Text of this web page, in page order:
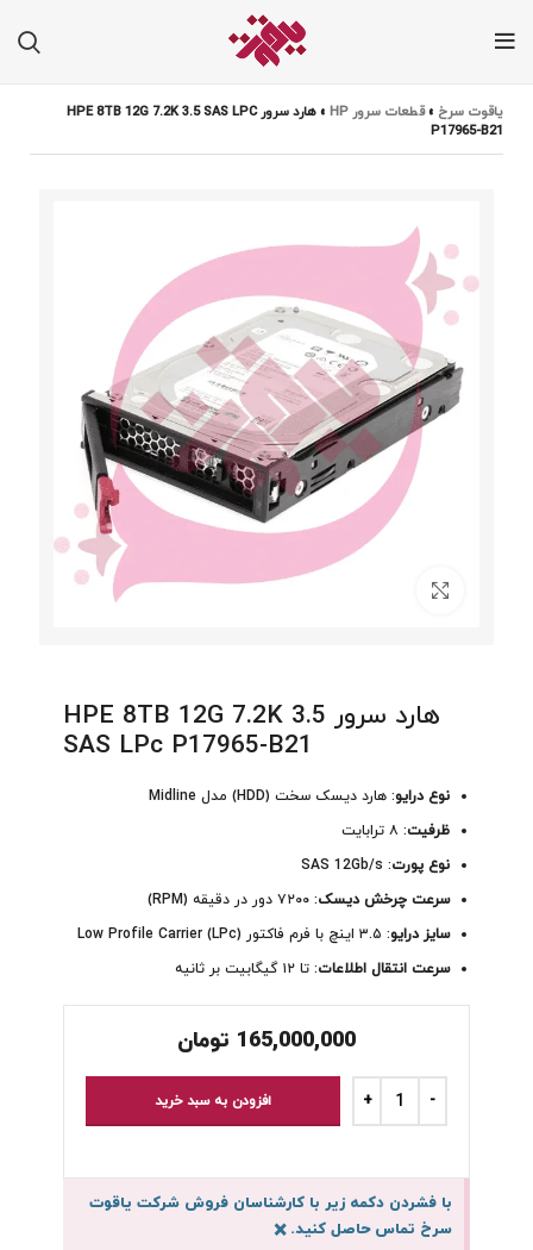
یاقوت سرخ »قطعات سرور HP »
هارد سرور HPE 8TB 12G 7.2K 3.5 SAS LPC
P17965-B21
برای بزرگنمایی کلیک کنید
هارد سرور HPE 8TB 12G 7.2K 3.5
SAS LPc P17965-B21
نوع درایو: هارد دیسک سخت (HDD) مدل Midline
ظرفیت: ۸ ترابایت
نوع پورت: SAS 12Gb/s
سرعت چرخش دیسک: ۷۲۰۰ دور در دقیقه (RPM)
سایز درایو: ۳.۵ اینچ با فرم فاکتور Low Profile Carrier (LPc)
سرعت انتقال اطلاعات: تا ۱۲ گیگابیت بر ثانیه
165,000,000 تومان
افزودن به سبد خرید
با فشردن دکمه زیر با کارشناسان فروش شرکت یاقوت
سرخ تماس حاصل کنید.×